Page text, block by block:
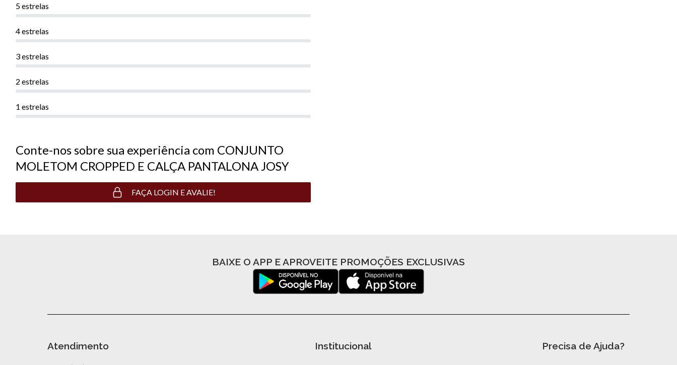
5 estrelas
4 estrelas
3 estrelas
2 estrelas
1 estrelas
Conte-nos sobre sua experiência com CONJUNTO
MOLETOM CROPPED E CALÇA PANTALONA JOSY
FAÇA LOGIN E AVALIE!
BAIXE O APP E APROVEITE PROMOÇÕES EXCLUSIVAS
Atendimento
Institucional
Precisa de Ajuda?